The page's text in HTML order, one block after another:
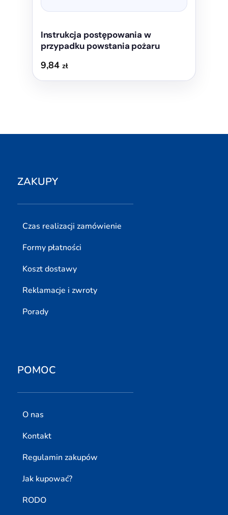
Instrukcja postępowania w
przypadku powstania pożaru
9,84 zł
ZAKUPY
Czas realizacji zamówienie
Formy płatności
Koszt dostawy
Reklamacje i zwroty
Porady
POMOC
O nas
Kontakt
Regulamin zakupów
Jak kupować?
RODO